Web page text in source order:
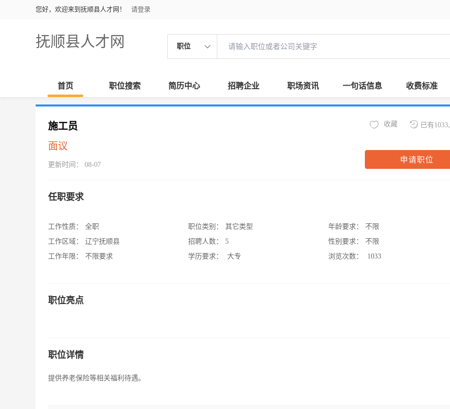
您好，欢迎来到抚顺县人才网！ 请登录
抚顺县人才网 职位
首页 职位搜索 简历中心 招聘企业 职场资讯 一句话信息 收费标准
施工员
面议
更新时间： 08-07
已有
收藏
申请职位
任职要求
工作性质：
全职
工作区域：
辽宁抚顺县
工作年限：
不限要求
职位类别：
其它类型
招聘人数：
5
学历要求：
大专
年龄要求：
不限
性别要求：
不限
浏览次数：
1033
职位亮点
职位详情
提供养老保险等相关福利待遇。